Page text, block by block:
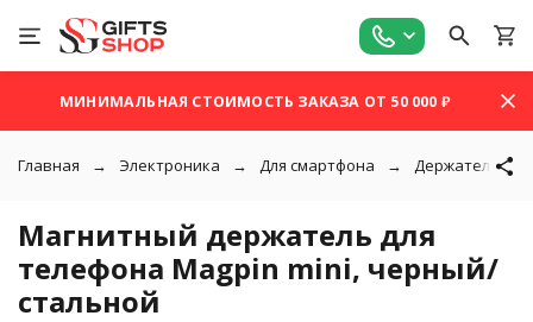
МИНИМАЛЬНАЯ СТОИМОСТЬ ЗАКАЗА ОТ 50 000 ₽
Главная Электроника Для смартфона Держатели и
Магнитный держатель для
телефона Magpin mini, черный/
стальной